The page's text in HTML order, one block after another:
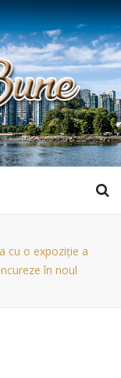
cu o expoziție a
în noul